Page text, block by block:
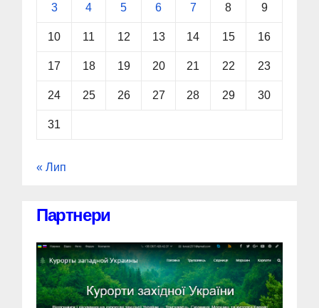
3 4 5 6 7 8 9
10 11 12 13 14 15 16
17 18 19 20 21 22 23
24 25 26 27 28 29 30
31
« Лип
Партнери